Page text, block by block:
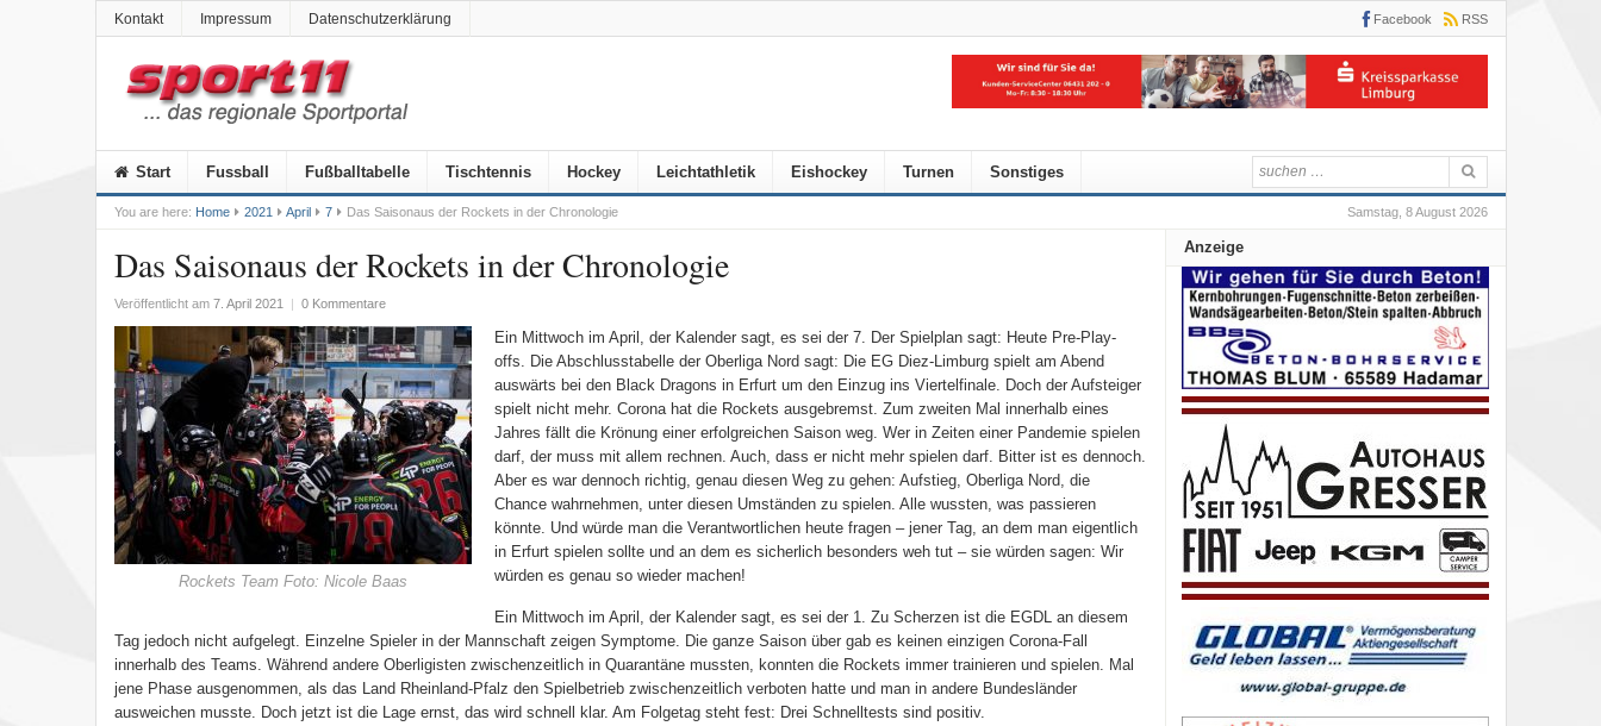
Kontakt Impressum Datenschutzerklärung Facebook RSS
Start Fussball Fußballtabelle Tischtennis Hockey Leichtathletik Eishockey Turnen Sonstiges
Samstag, 8 August 2026
You are here: Home 2021 April 7 Das Saisonaus der Rockets in der Chronologie
Das Saisonaus der Rockets in der Chronologie
Veröffentlicht am 7. April 2021 | 0 Kommentare
Rockets Team Foto: Nicole Baas
Ein Mittwoch im April, der Kalender sagt, es sei der 7. Der Spielplan sagt: Heute Pre-Play-
offs. Die Abschlusstabelle der Oberliga Nord sagt: Die EG Diez-Limburg spielt am Abend
auswärts bei den Black Dragons in Erfurt um den Einzug ins Viertelfinale. Doch der Aufsteiger
spielt nicht mehr. Corona hat die Rockets ausgebremst. Zum zweiten Mal innerhalb eines
Jahres fällt die Krönung einer erfolgreichen Saison weg. Wer in Zeiten einer Pandemie spielen
darf, der muss mit allem rechnen. Auch, dass er nicht mehr spielen darf. Bitter ist es dennoch.
Aber es war dennoch richtig, genau diesen Weg zu gehen: Aufstieg, Oberliga Nord, die
Chance wahrnehmen, unter diesen Umständen zu spielen. Alle wussten, was passieren
könnte. Und würde man die Verantwortlichen heute fragen – jener Tag, an dem man eigentlich
in Erfurt spielen sollte und an dem es sicherlich besonders weh tut – sie würden sagen: Wir
würden es genau so wieder machen!
Ein Mittwoch im April, der Kalender sagt, es sei der 1. Zu Scherzen ist die EGDL an diesem
Tag jedoch nicht aufgelegt. Einzelne Spieler in der Mannschaft zeigen Symptome. Die ganze Saison über gab es keinen einzigen Corona-Fall
innerhalb des Teams. Während andere Oberligisten zwischenzeitlich in Quarantäne mussten, konnten die Rockets immer trainieren und spielen. Mal
jene Phase ausgenommen, als das Land Rheinland-Pfalz den Spielbetrieb zwischenzeitlich verboten hatte und man in andere Bundesländer
ausweichen musste. Doch jetzt ist die Lage ernst, das wird schnell klar. Am Folgetag steht fest: Drei Schnelltests sind positiv.
Anzeige